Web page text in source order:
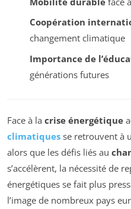
Coopération
changement climatique
Importance de
générations futures
Face à la crise énergétique
climatiques se retrouvent à
alors que les défis liés au
s’accélèrent, la nécessité de
énergétiques se fait plus
l’image de nombreux pays